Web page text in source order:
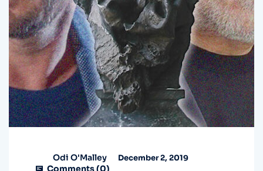
Odi O'Malley December 2, 2019
Comments (0)